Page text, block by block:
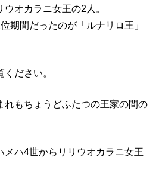
オカラニ女王の2人。
期間だったのが「ルナリロ王」
ださい。
れもちょうどふたつの王家の間の
メハ4世からリリウオカラニ女王